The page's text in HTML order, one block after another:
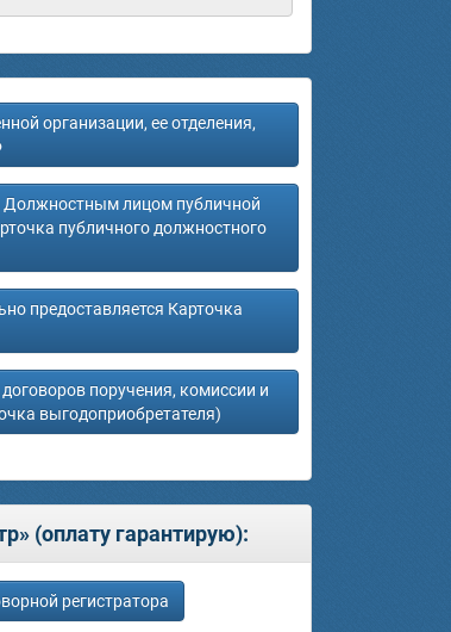
организации, ее отделения,
лицом публичной
публичного должностного
предоставляется Карточка
поручения, комиссии и
выгодоприобретателя)
(оплату гарантирую):
регистратора